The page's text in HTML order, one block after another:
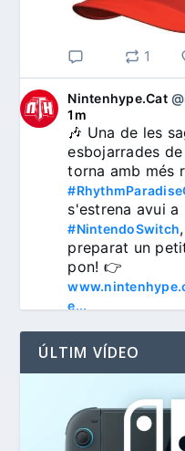
1
Nintenhype.Cat
1m
🎶 Una de les
esbojarrades
#NintendoSwitch
preparat un
e...
ÚLTIM VÍDEO